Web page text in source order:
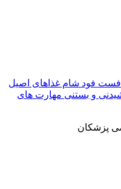
فست فود شام غذاهای اصیل
و بستنی مهارت های
پزشکان